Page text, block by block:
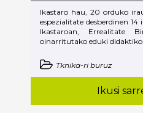
Ikastaro hau, 20 orduko
espezialitate desberdinen
Ikastaroan, Errealitate
oinarritutako eduki
Tknika-ri buruz
Ikusi